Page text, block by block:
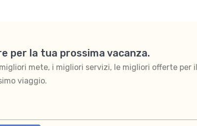
per la tua prossima vacanza.
mete, i migliori servizi, le migliori offerte per
viaggio.